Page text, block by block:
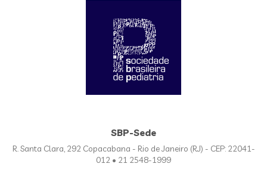
SBP-Sede
R. Santa Clara, 292 Copacabana - Rio de Janeiro (RJ) - CEP: 22041-
012 • 21 2548-1999